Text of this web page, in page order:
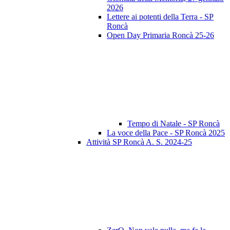
2026
Lettere ai potenti della Terra - SP
Roncà
Open Day Primaria Roncà 25-26
Tempo di Natale - SP Roncà
La voce della Pace - SP Roncà 2025
Attività SP Roncà A. S. 2024-25